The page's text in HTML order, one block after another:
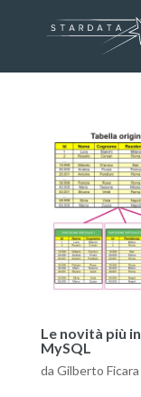
Le novità più
MySQL
da Gilberto Ficara